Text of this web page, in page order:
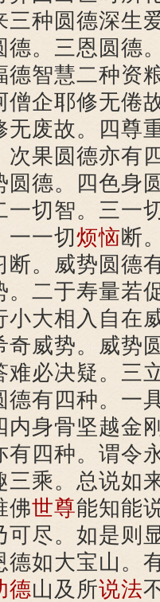
三种圆德深生
德。三恩圆德
德智慧二种资
僧企耶修无倦
无废故。四尊
次果圆德亦有
圆德。四色身
一切智。三一
一一切烦恼断
断。威势圆德
。二于寿量若
小大相入自在
奇威势。威势
难必决疑。三
德有四种。一
内身骨坚越金
有四种。谓令
三乘。总说如
佛世尊能知能
可尽。如是则
德如大宝山。
德山及所说法